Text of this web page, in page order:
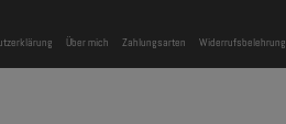
Über mich Zahlungsarten Widerrufsbelehrung